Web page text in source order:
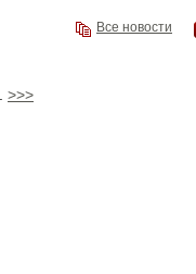
Все новости
>>>